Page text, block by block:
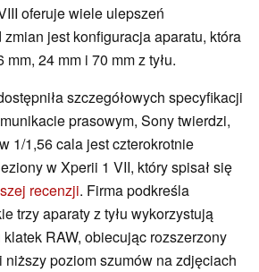
oferuje wiele ulepszeń
jest konfiguracja aparatu, która
24 mm i 70 mm z tyłu.
szczegółowych specyfikacji
prasowym, Sony twierdzi,
1/1,56 cala jest czterokrotnie
w Xperii 1 VII, który spisał się
recenzji. Firma podkreśla
trzy aparaty z tyłu wykorzystują
RAW, obiecując rozszerzony
niższy poziom szumów na zdjęciach